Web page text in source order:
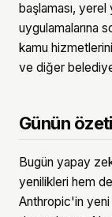
başlaması,
uygulamalarına
kamu
ve diğer
Günün özeti
Bugün yapay
yenilikleri hem
Anthropic'in